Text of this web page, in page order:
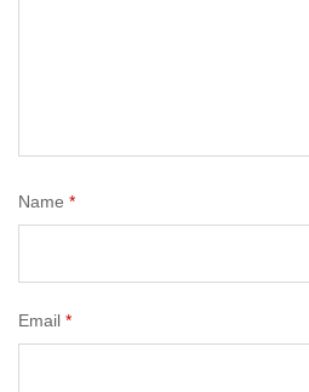
Name *
Email *